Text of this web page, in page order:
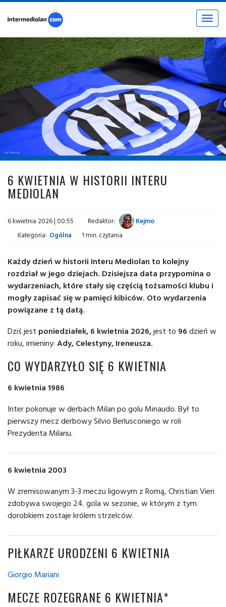
Toggle
fot. © inter.it
6 KWIETNIA W HISTORII INTERU
MEDIOLAN
6 kwietnia 2026 | 00:55 Redaktor:
Kejmo
Kategoria: Ogólna 1 min. czytania
Każdy dzień w historii Interu Mediolan to kolejny
rozdział w jego dziejach. Dzisiejsza data przypomina o
wydarzeniach, które stały się częścią tożsamości klubu i
mogły zapisać się w pamięci kibiców. Oto wydarzenia
powiązane z tą datą.
Dziś jest poniedziałek, 6 kwietnia 2026,jest to 96 dzień w
roku, imieniny: Ady, Celestyny, Ireneusza.
CO WYDARZYŁO SIĘ 6 KWIETNIA
6 kwietnia 1986
Inter pokonuje w derbach Milan po golu Minaudo. Był to
pierwszy mecz derbowy Silvio Berlusconiego w roli
Prezydenta Milanu.
6 kwietnia 2003
W zremisowanym 3-3 meczu ligowym z Romą, Christian Vieri
zdobywa swojego 24. gola w sezonie, w którym z tym
dorobkiem zostaje królem strzelców.
PIŁKARZE URODZENI 6 KWIETNIA
Giorgio Mariani
MECZE ROZEGRANE 6 KWIETNIA*